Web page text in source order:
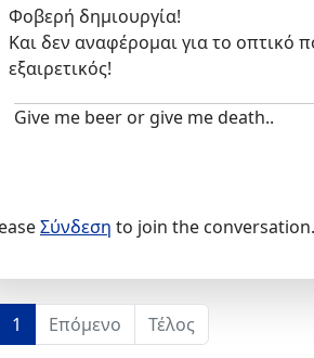
Φοβερή δημιουργία!
Και δεν αναφέρομαι για το οπτικό
εξαιρετικός!
Give me beer or give me death..
Σύνδεση to join the conversation.
1 Επόμενο Τέλος